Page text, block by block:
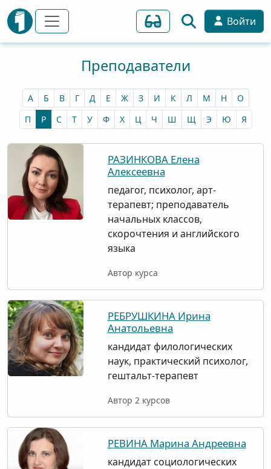
Войти
Преподаватели
А Б В Г Д Е Ж З И К Л М Н
О
П
Р С Т У Ф Х Ц Ч Ш Щ Э Ю Я
РАЗИНКОВА Елена
Алексеевна
педагог, психолог, арт-
терапевт; преподаватель
начальных классов,
скорочтения и английского
языка
Автор курса
РЕБРУШКИНА Ирина
Анатольевна
кандидат филологических
наук, практический психолог,
гештальт-терапевт
Автор 2 курсов
РЕВИНА Марина Андреевна
кандидат социологических